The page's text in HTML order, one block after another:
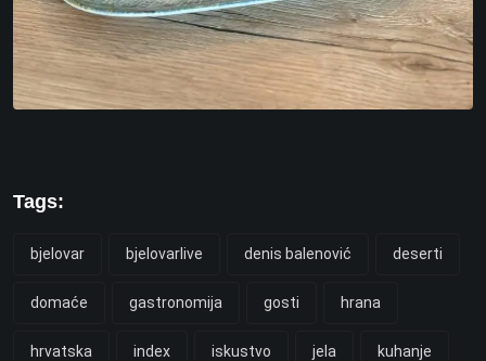
Tags:
bjelovar bjelovarlive denis balenović deserti
domaće gastronomija gosti hrana
hrvatska index iskustvo jela kuhanje